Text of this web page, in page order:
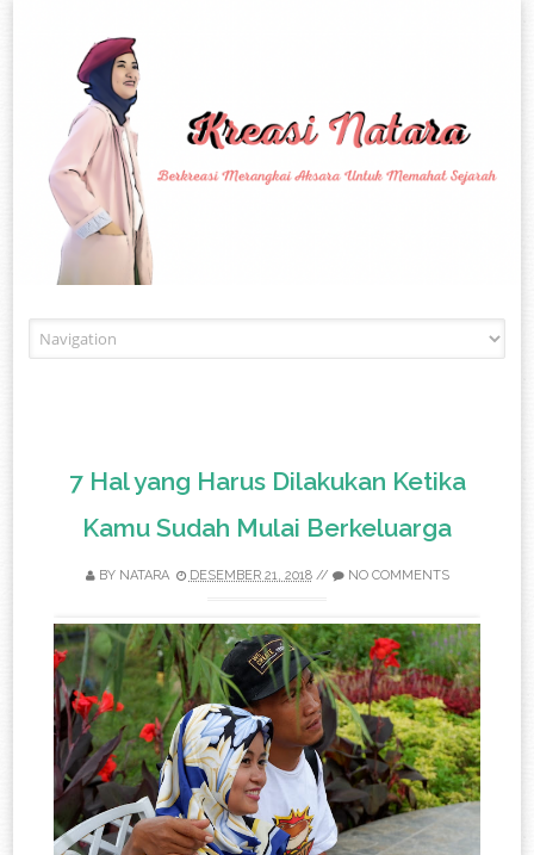
7 Hal yang Harus Dilakukan Ketika
Kamu Sudah Mulai Berkeluarga
BY NATARA DESEMBER 21, 2018// NO COMMENTS